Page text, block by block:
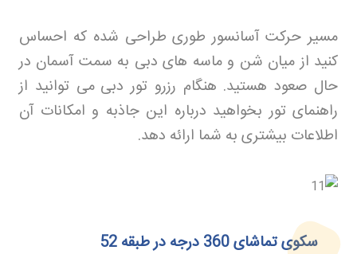
مسیر حرکت آسانسور طوری طراحی شده که احساس
کنید از میان شن و ماسه های دبی به سمت آسمان در
حال صعود هستید. هنگام رزرو تور دبی می توانید از
راهنمای تور بخواهید درباره این جاذبه و امکانات آن
اطلاعات بیشتری به شما ارائه دهد.
سکوی تماشای 360 درجه در طبقه 52